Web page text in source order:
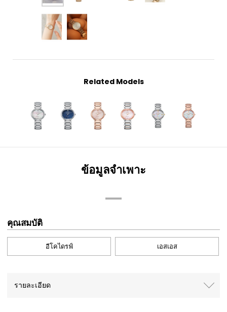
Related Models
ข้อมูลจำเพาะ
คุณสมบัติ
อีโคไดรฟ์ เอสเอส
รายละเอียด